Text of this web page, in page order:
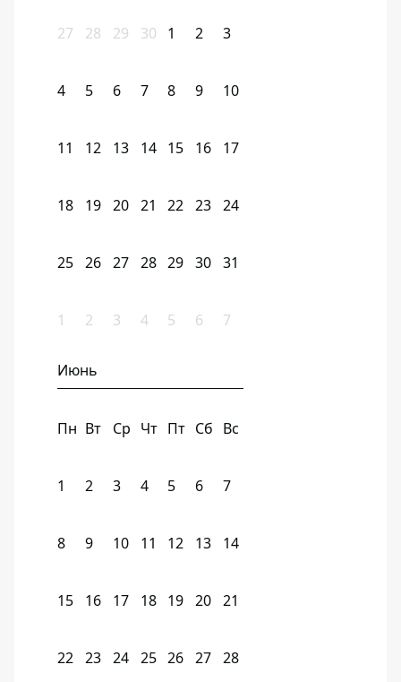
27 28 29 30 1 2 3
4 5 6 7 8 9 10
11 12 13 14 15 16 17
18 19 20 21 22 23 24
25 26 27 28 29 30 31
1 2 3 4 5 6 7
Июнь
Пн Вт Ср Чт Пт Сб Вс
1 2 3 4 5 6 7
8 9 10 11 12 13 14
15 16 17 18 19 20 21
22 23 24 25 26 27 28